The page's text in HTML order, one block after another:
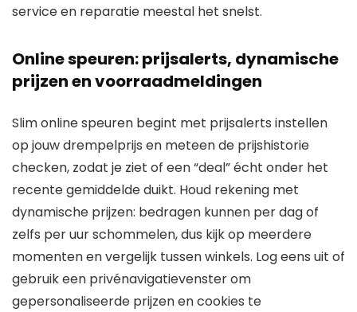
service en reparatie meestal het snelst.
Online speuren: prijsalerts, dynamische
prijzen en voorraadmeldingen
Slim online speuren begint met prijsalerts instellen
op jouw drempelprijs en meteen de prijshistorie
checken, zodat je ziet of een “deal” écht onder het
recente gemiddelde duikt. Houd rekening met
dynamische prijzen: bedragen kunnen per dag of
zelfs per uur schommelen, dus kijk op meerdere
momenten en vergelijk tussen winkels. Log eens uit of
gebruik een privénavigatievenster om
gepersonaliseerde prijzen en cookies te